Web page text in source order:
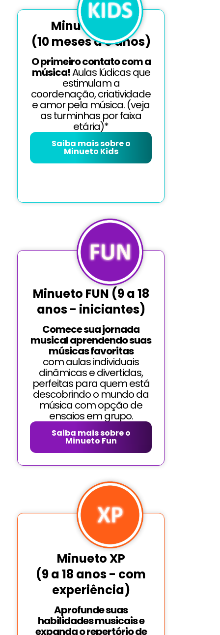
Minueto KIDS
(10 meses a 8 anos)
O primeiro contato com a
música!Aulas lúdicas que
estimulam a
coordenação, criatividade
e amor pela música. (veja
as turminhas por faixa
etária)*
Saiba mais sobre o
Minueto Kids
Minueto FUN (9 a 18
anos - iniciantes)
Comece sua jornada
musical aprendendo suas
músicas favoritas
com aulas individuais
dinâmicas e divertidas,
perfeitas para quem está
descobrindo o mundo da
música com opção de
ensaios em grupo.
Saiba mais sobre o
Minueto Fun
Minueto XP
(9 a 18 anos - com
experiência)
Aprofunde suas
habilidades musicais e
expanda o repertório de